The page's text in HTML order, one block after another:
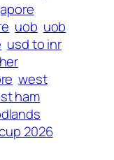
uob uob
usd to inr
west
ham
2026